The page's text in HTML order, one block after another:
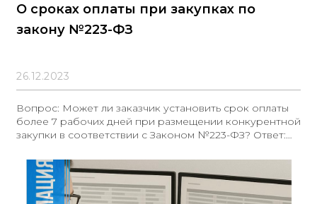
О сроках оплаты при закупках по
закону №223-ФЗ
26.12.2023
Вопрос: Может ли заказчик установить срок оплаты
более 7 рабочих дней при размещении конкурентной
закупки в соответствии с Законом №223-ФЗ? Ответ:
рабочих дней, если такая возможность
предусмотрена Положением о закупке заказчика и
закупка не осуществляется с преимуществом для